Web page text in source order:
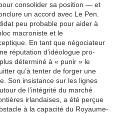
consolider sa position — et
un accord avec Le Pen.
peu probable pour aider à
macroniste et le
En tant que négociateur
réputation d’idéologue pro-
déterminé à « punir » le
qu’à tenter de forger une
Son insistance sur les lignes
de l’intégrité du marché
irlandaises, a été perçue
à la capacité du Royaume-